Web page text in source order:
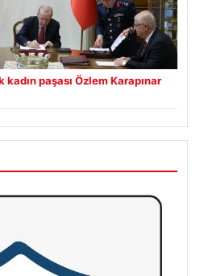
paşası Özlem Karapınar